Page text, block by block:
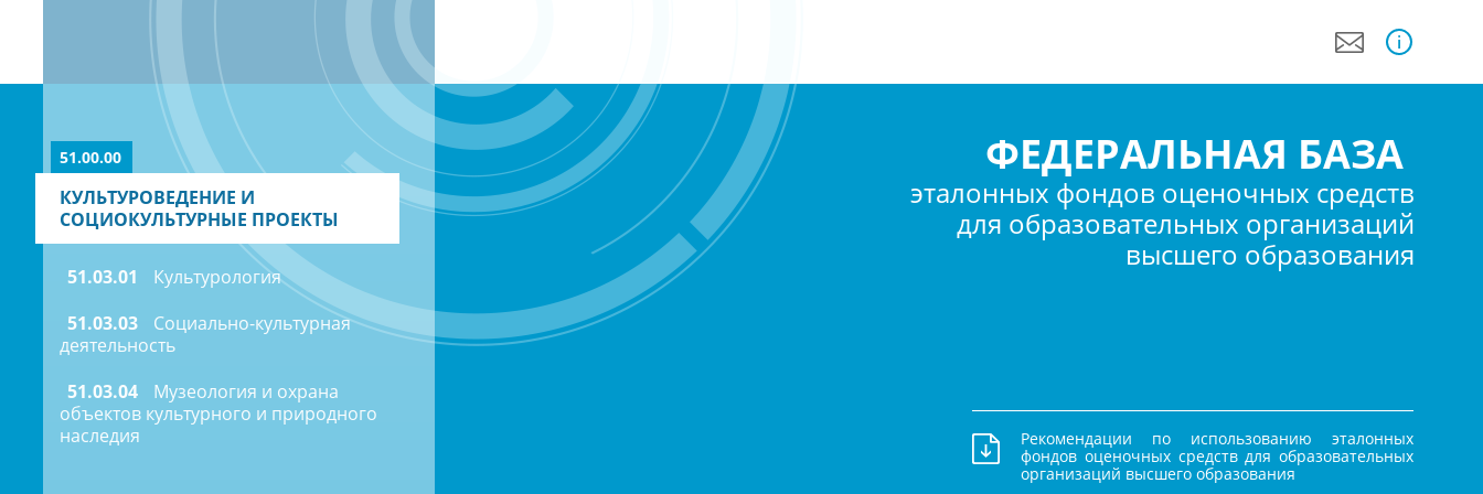
51.00.00
КУЛЬТУРОВЕДЕНИЕ И
СОЦИОКУЛЬТУРНЫЕ ПРОЕКТЫ
51.03.01
Культурология
51.03.03
Социально-культурная
деятельность
51.03.04
Музеология и охрана
объектов культурного и природного
наследия
i
ФЕДЕРАЛЬНАЯ БАЗА
эталонных фондов оценочных средств
для образовательных организаций
высшего образования
Рекомендации по использованию эталонных
фондов оценочных средств для образовательных
организаций высшего образования